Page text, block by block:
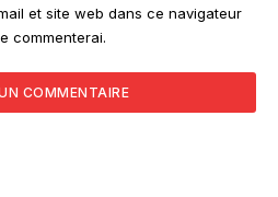
et site web dans ce navigateur
commenterai.